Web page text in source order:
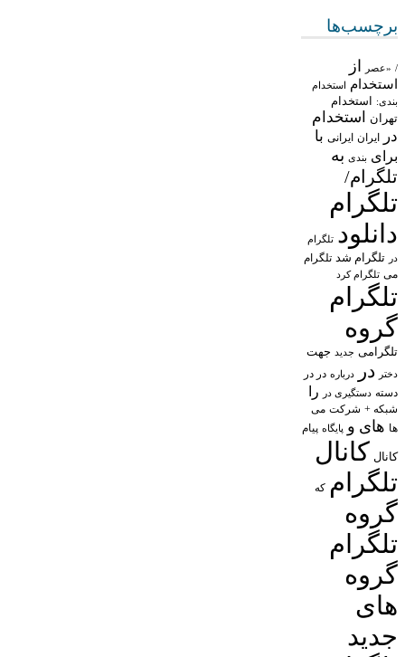
برچسب‌ها
/ «عصر از
استخدام استخدام
بندی: استخدام
تهران
استخدام
در
ایران ایرانی با
برای بندی به
تلگرام/
تلگرام
دانلود تلگرام
در تلگرام شد تلگرام
می تلگرام کرد
تلگرام
گروه
تلگرامی جدید جهت
دختر در درباره در در
دسته دستگیری در را
شبکه + شرکت می
ها های و پایگاه پیام
کانال کانال
تلگرام که
گروه
تلگرام
گروه
های
جدید